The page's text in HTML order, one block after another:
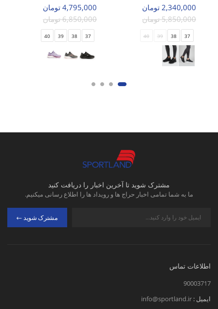
2,340,000 تومان
5,850,000 تومان
37
38
39
40
4,795,000 تومان
6,850,000 تومان
37
38
39
40
مشترک شوید تا آخرین اخبار را دریافت کنید
ما به شما تمامی اخبار حراج ها و رویداد ها را اطلاع رسانی میکنیم.
مشترک شوید
اطلاعات تماس
90003717
ایمیل : info@sportland.ir